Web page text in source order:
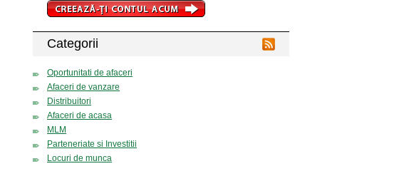
Categorii
Oportunitati de afaceri
Afaceri de vanzare
Distribuitori
Afaceri de acasa
MLM
Parteneriate si Investitii
Locuri de munca